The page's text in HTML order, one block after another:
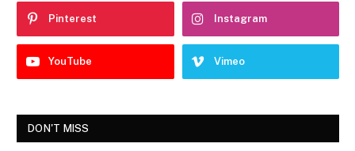
Pinterest Instagram
YouTube Vimeo
DON'T MISS